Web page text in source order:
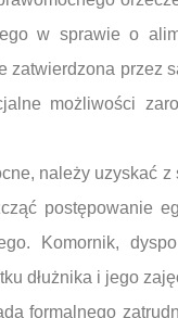
w sprawie o
zatwierdzona
możliwości
należy uzyskać
postępowanie
Komornik,
dłużnika i jego
formalnego